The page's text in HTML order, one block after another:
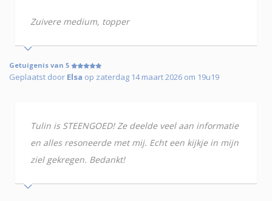
Zuivere medium, topper
Getuigenis van 5
Geplaatst door Elsa op zaterdag 14 maart 2026 om 19u19
Tulin is STEENGOED! Ze deelde veel aan informatie
en alles resoneerde met mij. Echt een kijkje in mijn
ziel gekregen. Bedankt!